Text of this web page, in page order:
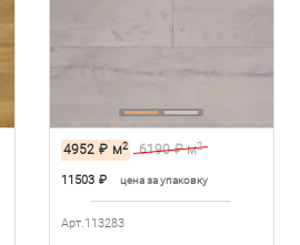
4952 ₽ м2 6190 ₽ м2
11503 ₽ цена за упаковку
Арт.113283